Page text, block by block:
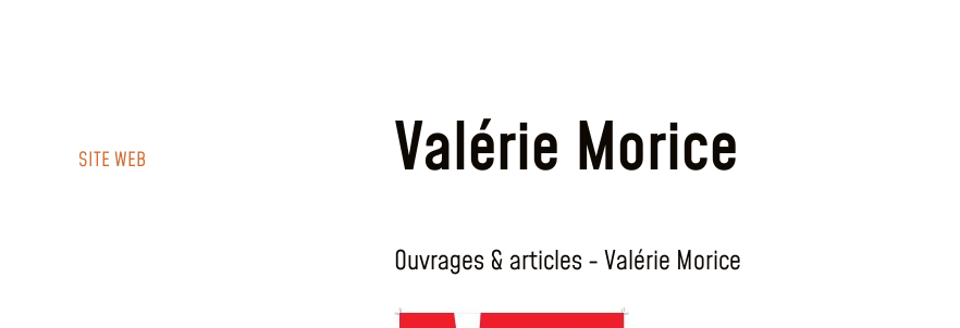
SITE WEB Valérie Morice
Ouvrages & articles - Valérie Morice